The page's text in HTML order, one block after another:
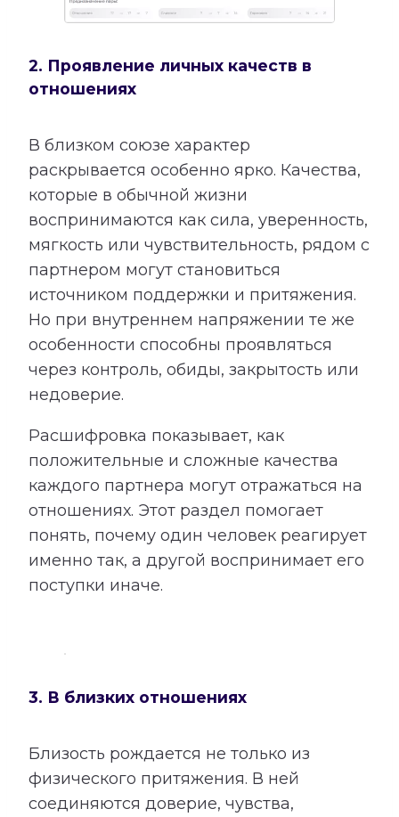
2. Проявление личных качеств в
отношениях
В близком союзе характер
раскрывается особенно ярко. Качества,
которые в обычной жизни
воспринимаются как сила, уверенность,
мягкость или чувствительность, рядом с
партнером могут становиться
источником поддержки и притяжения.
Но при внутреннем напряжении те же
особенности способны проявляться
через контроль, обиды, закрытость или
недоверие.
Расшифровка показывает, как
положительные и сложные качества
каждого партнера могут отражаться на
отношениях. Этот раздел помогает
понять, почему один человек реагирует
именно так, а другой воспринимает его
поступки иначе.
3. В близких отношениях
Близость рождается не только из
физического притяжения. В ней
соединяются доверие, чувства,